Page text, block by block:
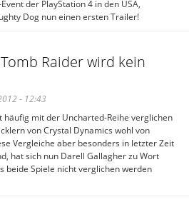
der PlayStation 4 in den USA,
Dog nun einen ersten Trailer!
Raider wird kein
- 12:43
häufig mit der Uncharted-Reihe verglichen
von Crystal Dynamics wohl von
Vergleiche aber besonders in letzter Zeit
hat sich nun Darell Gallagher zu Wort
beide Spiele nicht verglichen werden